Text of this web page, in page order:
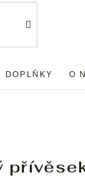
DOPLŇKY O